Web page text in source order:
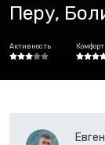
Перу,
Активность Комфорт